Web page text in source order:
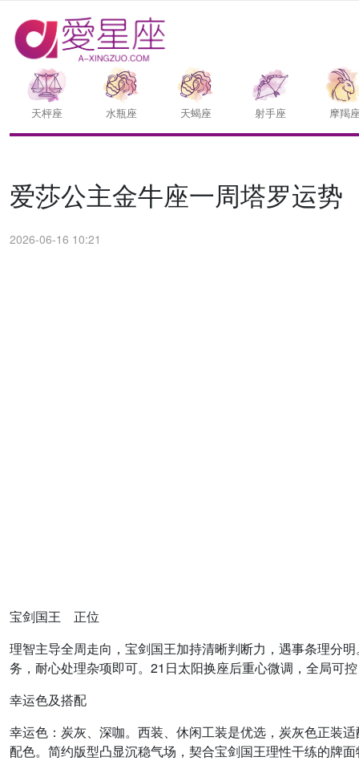
天枰座 水瓶座 天蝎座 射手座 摩羯
爱莎公主金牛座一周塔罗运势
2026-06-16 10:21
宝剑国王 正位
理智主导全周走向，宝剑国王加持清晰判断力，遇事条理分
务，耐心处理杂项即可。21日太阳换座后重心微调，全局可
幸运色及搭配
幸运色：炭灰、深咖。西装、休闲工装是优选，炭灰色正装
配色。简约版型凸显沉稳气场，契合宝剑国王理性干练的牌